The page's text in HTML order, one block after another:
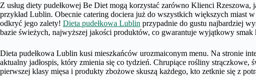
Z usług diety pudełkowej Be Diet mogą korzystać zarówno Klienci
przykład Lublin. Obecnie catering dociera już do wszystkich większych miast
odkryć jego zalety! Dieta pudełkowa Lublin przypadnie do gustu najbardziej
bazie świeżych, najwyższej jakości produktów, co gwarantuje wyjątkowy smak
Dieta pudełkowa Lublin kusi mieszkańców urozmaiconym menu. Na stronie
aktualny jadłospis, który zmienia się co tydzień. Chrupiące rośliny strączkowe,
pierwszej klasy mięsa i produkty zbożowe skuszą każdego, kto zetknie się z